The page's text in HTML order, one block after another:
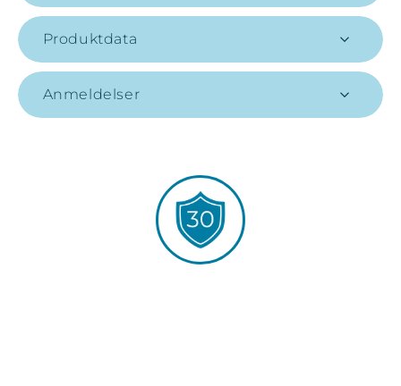
Produktdata
Anmeldelser